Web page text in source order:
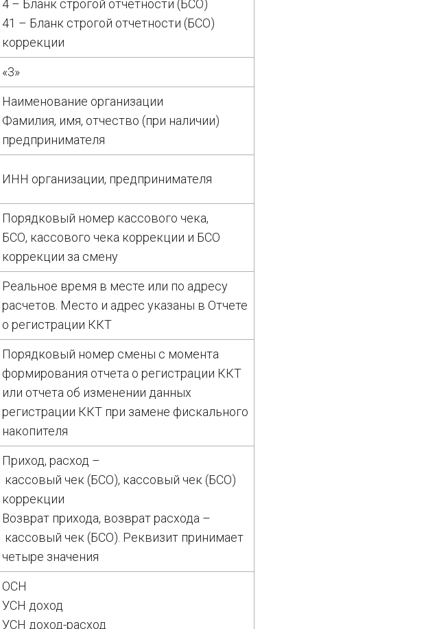
4 – Бланк строгой отчетности (БСО)
41 – Бланк строгой отчетности (БСО)
коррекции
«3»
Наименование организации
Фамилия, имя, отчество (при наличии)
предпринимателя
ИНН организации, предпринимателя
Порядковый номер кассового чека,
БСО, кассового чека коррекции и БСО
коррекции за смену
Реальное время в месте или по адресу
расчетов. Место и адрес указаны в Отчете
о регистрации ККТ
Порядковый номер смены с момента
формирования отчета о регистрации ККТ
или отчета об изменении данных
регистрации ККТ при замене фискального
накопителя
Приход, расход –
кассовый чек (БСО), кассовый чек (БСО)
коррекции
Возврат прихода, возврат расхода –
кассовый чек (БСО). Реквизит принимает
четыре значения
ОСН
УСН доход
УСН доход-расход